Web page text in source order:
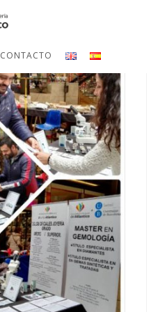
CONTACTO